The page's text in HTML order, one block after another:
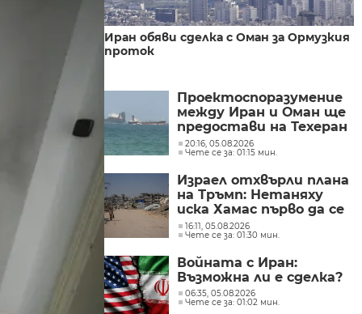
Иран обяви сделка с Оман за Ормузкия
проток
Проектоспоразумение
между Иран и Оман ще
предостави на Техеран
контрола над кораби,
влизащи в Персийския
20:16, 05.08.2026
Чете се за: 01:15 мин.
Израел отхвърли плана
на Тръмп: Нетаняху
иска Хамас първо да се
разоръжи
16:11, 05.08.2026
Чете се за: 01:30 мин.
Войната с Иран:
Възможна ли е сделка?
06:35, 05.08.2026
Чете се за: 01:02 мин.